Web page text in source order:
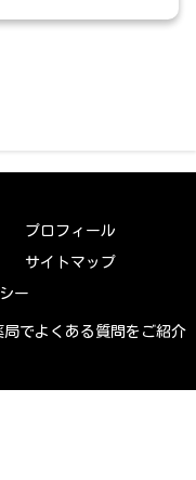
プロフィール
サイトマップ
ー
でよくある質問をご紹介